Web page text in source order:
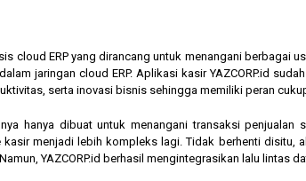
cloud ERP yang dirancang untuk menangani berbagai
jaringan cloud ERP. Aplikasi kasir YAZCORP.id
serta inovasi bisnis sehingga memiliki peran
hanya dibuat untuk menangani transaksi
menjadi lebih kompleks lagi. Tidak berhenti
YAZCORP.id berhasil mengintegrasikan lalu lintas